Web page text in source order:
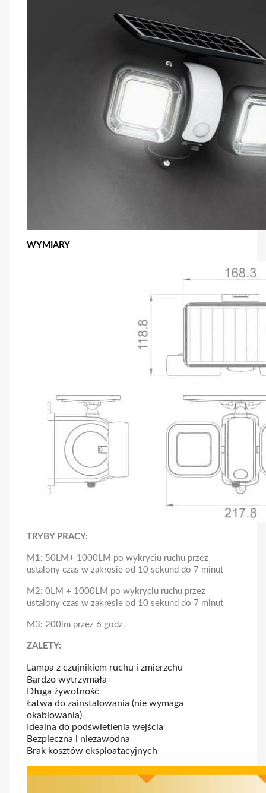
WYMIARY
TRYBY PRACY:
M1: 50LM+ 1000LM po wykryciu ruchu przez
ustalony czas w zakresie od 10 sekund do 7 minut
M2: 0LM + 1000LM po wykryciu ruchu przez
ustalony czas w zakresie od 10 sekund do 7 minut
M3: 200lm przez 6 godz.
ZALETY:
Lampa z czujnikiem ruchu i zmierzchu
Bardzo wytrzymała
Długa żywotność
Łatwa do zainstalowania (nie wymaga
okablowania)
Idealna do podświetlenia wejścia
Bezpieczna i niezawodna
Brak kosztów eksploatacyjnych